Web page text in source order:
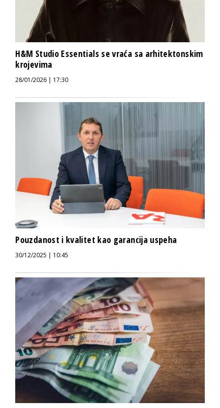
H&M Studio Essentials se vraća sa arhitektonskim
krojevima
28/01/2026 | 17:30
Pouzdanost i kvalitet kao garancija uspeha
30/12/2025 | 10:45